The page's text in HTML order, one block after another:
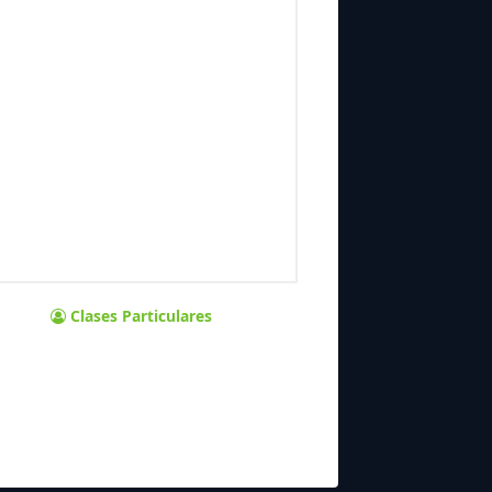
Clases Particulares